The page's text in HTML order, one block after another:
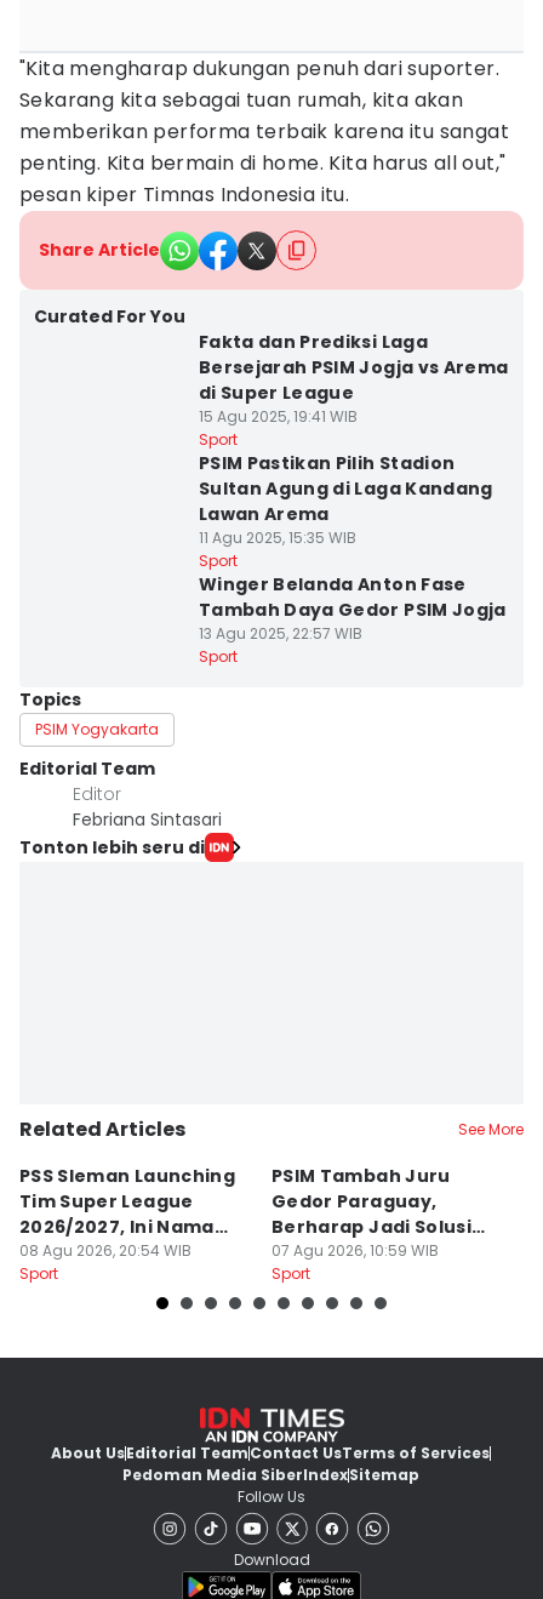
"Kita mengharap dukungan penuh dari suporter.
Sekarang kita sebagai tuan rumah, kita akan
memberikan performa terbaik karena itu sangat
penting. Kita bermain di home. Kita harus all out,"
pesan kiper Timnas Indonesia itu.
Share Article
Curated For You
Fakta dan Prediksi Laga
Bersejarah PSIM Jogja vs Arema
di Super League
15 Agu 2025, 19:41 WIB
Sport
PSIM Pastikan Pilih Stadion
Sultan Agung di Laga Kandang
Lawan Arema
11 Agu 2025, 15:35 WIB
Sport
Winger Belanda Anton Fase
Tambah Daya Gedor PSIM Jogja
13 Agu 2025, 22:57 WIB
Sport
Topics
PSIM Yogyakarta
Editorial Team
Editor
Febriana Sintasari
Tonton lebih seru di
Related Articles See More
PSS Sleman Launching
Tim Super League
2026/2027, Ini Nama
Para Pemain
08 Agu 2026, 20:54 WIB
Sport
PSIM Tambah Juru
Gedor Paraguay,
Berharap Jadi Solusi
Minimnya Pencetak Gol
07 Agu 2026, 10:59 WIB
Sport
About UsEditorial TeamContact UsTerms of Services
Pedoman Media SiberIndexSitemap
Follow Us
Download